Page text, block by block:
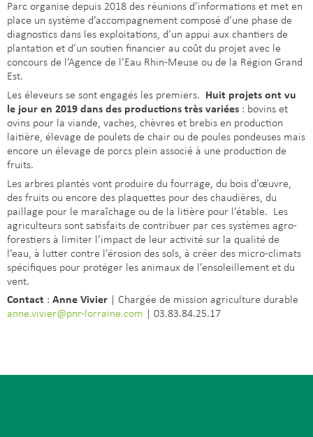
Parc organise depuis 2018 des réunions d’informations et met en
place un système d’accompagnement composé d’une phase de
diagnostics dans les exploitations, d’un appui aux chantiers de
plantation et d’un soutien financier au coût du projet avec le
concours de l’Agence de l’Eau Rhin-Meuse ou de la Région Grand
Est.
Les éleveurs se sont engagés les premiers.
Huit projets ont vu
le jour en 2019 dans des productions très variées : bovins et
ovins pour la viande, vaches, chèvres et brebis en production
laitière, élevage de poulets de chair ou de poules pondeuses mais
encore un élevage de porcs plein associé à une production de
fruits.
Les arbres plantés vont produire du fourrage, du bois d’œuvre,
des fruits ou encore des plaquettes pour des chaudières, du
paillage pour le maraîchage ou de la litière pour l’étable. Les
agriculteurs sont satisfaits de contribuer par ces systèmes agro-
forestiers à limiter l’impact de leur activité sur la qualité de
l’eau, à lutter contre l’érosion des sols, à créer des micro-climats
spécifiques pour protéger les animaux de l’ensoleillement et du
vent.
Contact : Anne Vivier | Chargée de mission agriculture durable
anne.vivier@pnr-lorraine.com | 03.83.84.25.17